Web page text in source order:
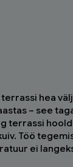
hea
– see
terrassi
Töö
ei